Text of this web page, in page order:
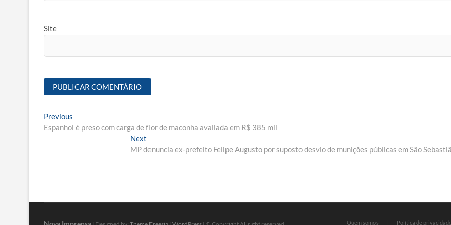
Site
Navegação
de
Previous
post:
Espanhol é preso com carga de flor de maconha avaliada em R$ 385 mil
Next
post:
MP denuncia ex-prefeito Felipe Augusto por suposto desvio de munições públicas em São
Quem somos Política de privacidade